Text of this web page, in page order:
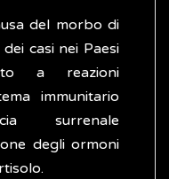
del morbo di
casi nei Paesi
a reazioni
immunitario
surrenale
degli ormoni